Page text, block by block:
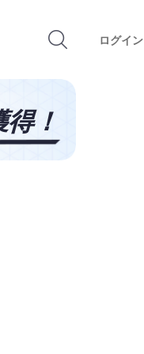
ログイン